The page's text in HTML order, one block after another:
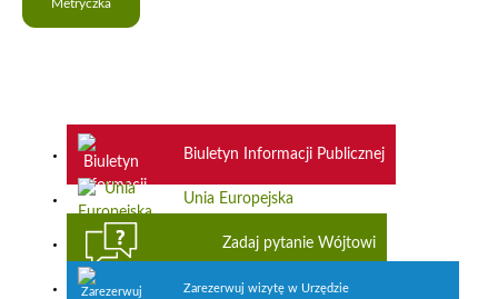
Metryczka
Biuletyn Informacji Publicznej
Unia Europejska
Zadaj pytanie Wójtowi
Zarezerwuj wizytę w Urzędzie